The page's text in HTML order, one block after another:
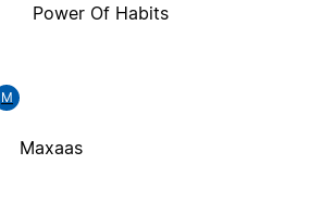
Power Of Habits
M
Maxaas